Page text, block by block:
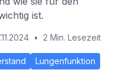
ist.
• 2 Min. Lesezeit
Lungenfunktion